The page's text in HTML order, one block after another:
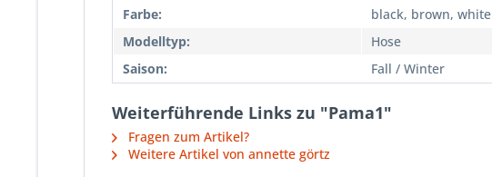
Farbe:
black, brown, white
Modelltyp:
Hose
Saison:
Fall / Winter
Weiterführende Links zu "Pama1"
Fragen zum Artikel?
Weitere Artikel von annette görtz